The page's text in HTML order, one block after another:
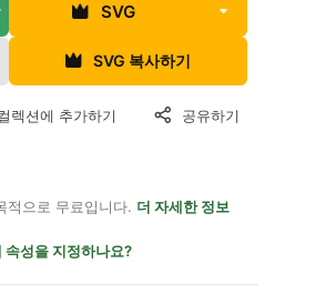
SVG
SVG 복사하기
렉션에 추가하기 공유하기
적으로 무료입니다. 더 자세한 정보
속성을 지정하나요?